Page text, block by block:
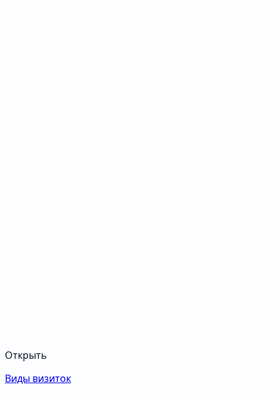
Открыть
Виды визиток